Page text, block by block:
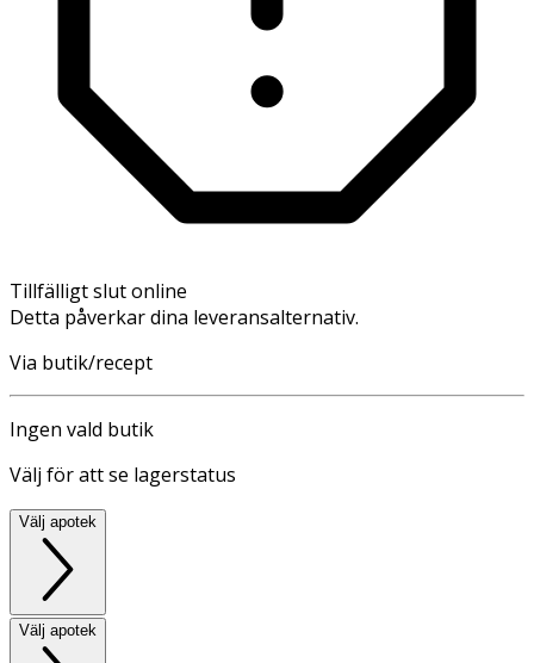
Tillfälligt slut online
Detta påverkar dina leveransalternativ.
Via butik/recept
Ingen vald butik
Välj för att se lagerstatus
Välj apotek
Välj apotek